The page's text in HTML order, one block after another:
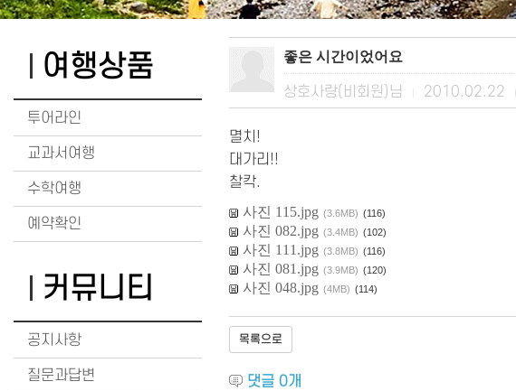
여행상품
투어라인
교과서여행
수학여행
예약확인
커뮤니티
공지사항
질문과답변
좋은 시간이었어요
상호사랑(비회원)님 2010.02.22
멸치!
대가리!!
찰칵.
사진 115.jpg (3.6MB) (116)
사진 082.jpg (3.4MB) (102)
사진 111.jpg (3.8MB) (116)
사진 081.jpg (3.9MB) (120)
사진 048.jpg (4MB) (114)
목록으로
댓글 0개